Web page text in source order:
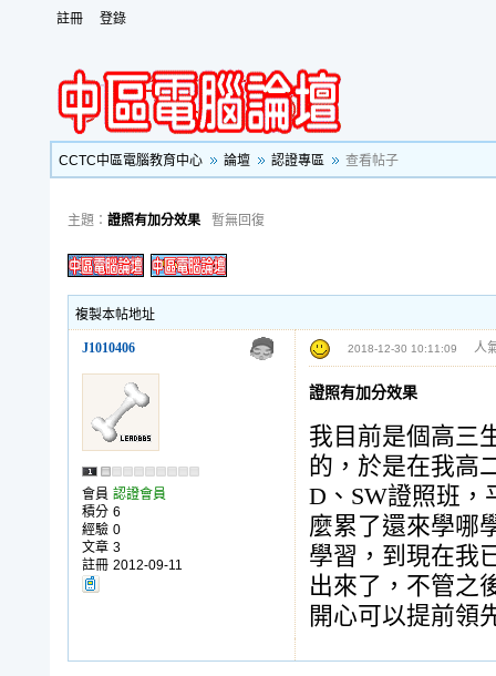
註冊 登錄
CCTC中區電腦教育中心 論壇 認證專區 查看帖子
主題： 證照有加分效果 暫無回復
複製本帖地址
J1010406 2018-12-30 10:11:09 人
會員 認證會員
積分 6
經驗 0
文章 3
註冊 2012-09-11
證照有加分效果
我目前是個高三
的，於是在我高
D、SW證照班，
麼累了還來學哪
學習，到現在我
出來了，不管之
開心可以提前領